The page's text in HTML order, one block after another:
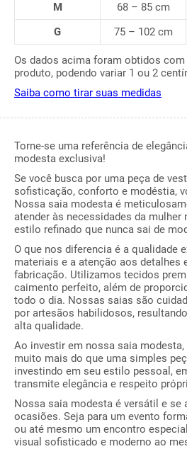
M 68 – 85 cm
G
75 – 102 cm
Os dados acima foram obtidos com
produto, podendo variar 1 ou 2
Saiba como tirar suas medidas
Torne-se uma referência de
modesta exclusiva!
Se você busca por uma peça de
sofisticação, conforto e modéstia,
Nossa saia modesta é
atender às necessidades da mulher
estilo refinado que nunca sai de
O que nos diferencia é a qualidade
materiais e a atenção aos detalhes
fabricação. Utilizamos tecidos
caimento perfeito, além de
todo o dia. Nossas saias são
por artesãos habilidosos,
alta qualidade.
Ao investir em nossa saia
muito mais do que uma simples
investindo em seu estilo pessoal,
transmite elegância e respeito
Nossa saia modesta é versátil e se
ocasiões. Seja para um evento
ou até mesmo um encontro
visual sofisticado e moderno ao